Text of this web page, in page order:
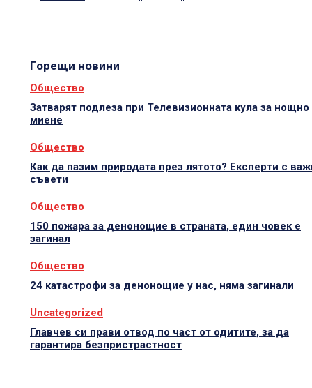
Горещи новини
Общество
Затварят подлеза при Телевизионната кула за нощно
миене
Общество
Как да пазим природата през лятото? Експерти с
съвети
Общество
150 пожара за денонощие в страната, един човек е
загинал
Общество
24 катастрофи за денонощие у нас, няма загинали
Uncategorized
Главчев си прави отвод по част от одитите, за да
гарантира безпристрастност